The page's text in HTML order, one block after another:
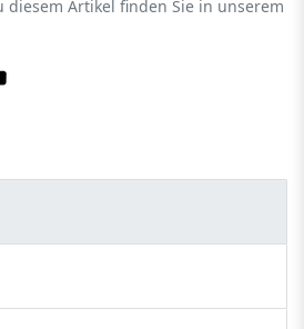
diesem Artikel finden Sie in unserem